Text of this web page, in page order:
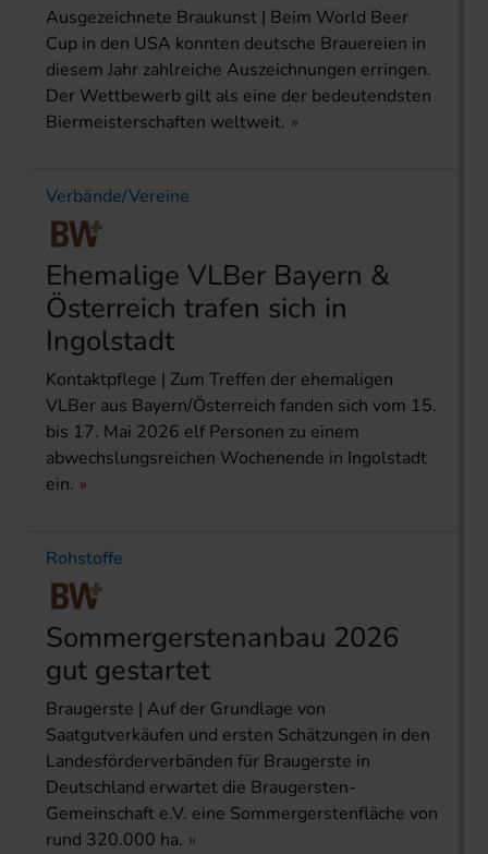
Ausgezeichnete Braukunst | Beim World Beer
Cup in den USA konnten deutsche Brauereien in
diesem Jahr zahlreiche Auszeichnungen erringen.
Der Wettbewerb gilt als eine der bedeutendsten
Biermeisterschaften weltweit.
Verbände/Vereine
Ehemalige VLBer Bayern &
Österreich trafen sich in
Ingolstadt
Kontaktpflege | Zum Treffen der ehemaligen
VLBer aus Bayern/Österreich fanden sich vom 15.
bis 17. Mai 2026 elf Personen zu einem
abwechslungsreichen Wochenende in Ingolstadt
ein.
Rohstoffe
Sommergerstenanbau 2026
gut gestartet
Braugerste | Auf der Grundlage von
Saatgutverkäufen und ersten Schätzungen in den
Landesförderverbänden für Braugerste in
Deutschland erwartet die Braugersten-
Gemeinschaft e.V. eine Sommergerstenfläche von
rund 320.000 ha.